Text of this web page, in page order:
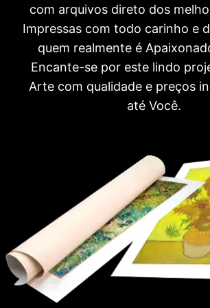
com arquivos direto dos
Impressas com todo carinho e
quem realmente é
Encante-se por este lindo
Arte com qualidade e preços
até Você.